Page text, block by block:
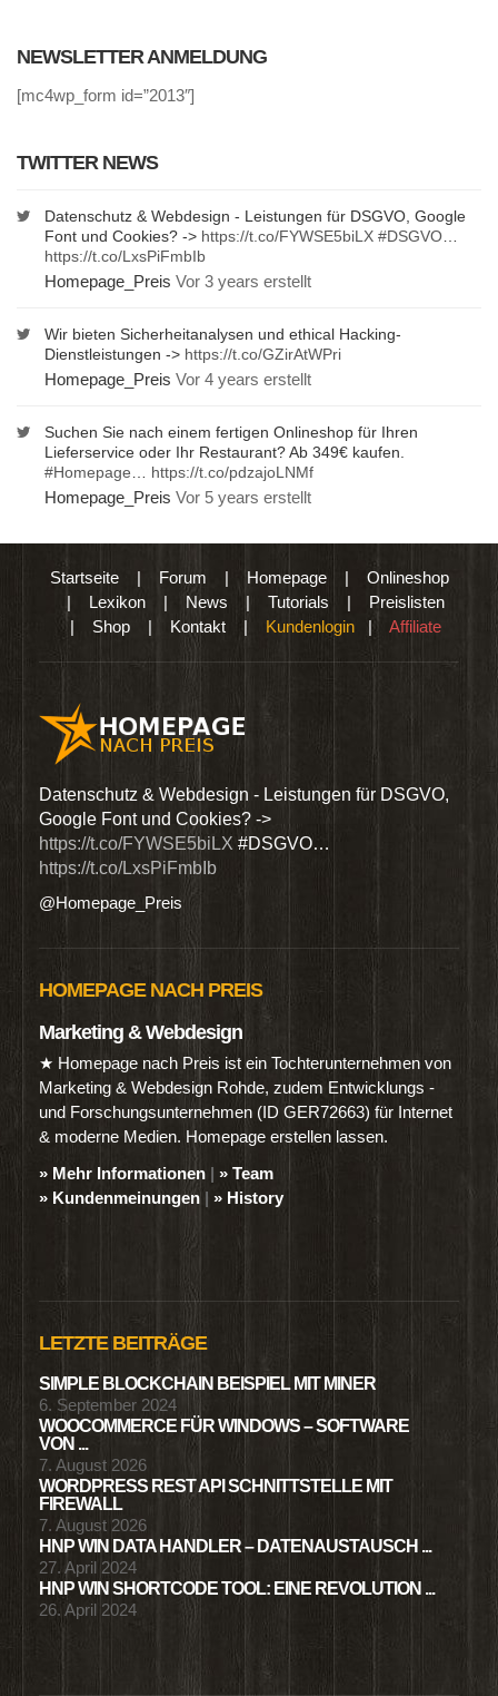
NEWSLETTER ANMELDUNG
[mc4wp_form id=”2013″]
TWITTER NEWS
Datenschutz & Webdesign - Leistungen für DSGVO, Google
Font und Cookies? -> https://t.co/FYWSE5biLX #DSGVO
https://t.co/LxsPiFmbIb
Homepage_Preis Vor 3 years erstellt
Wir bieten Sicherheitanalysen und ethical Hacking-
Dienstleistungen -> https://t.co/GZirAtWPri
Homepage_Preis Vor 4 years erstellt
Suchen Sie nach einem fertigen Onlineshop für Ihren
Lieferservice oder Ihr Restaurant? Ab 349€ kaufen.
#Homepage
https://t.co/pdzajoLNMf
Homepage_Preis Vor 5 years erstellt
Startseite| Forum | Homepage| Onlineshop
| Lexikon | News | Tutorials | Preislisten
| Shop | Kontakt | Kundenlogin | Affiliate
Datenschutz & Webdesign - Leistungen für DSGVO,
Google Font und Cookies? ->
https://t.co/FYWSE5biLX #DSGVO…
https://t.co/LxsPiFmbIb
@Homepage_Preis
HOMEPAGE NACH PREIS
Marketing & Webdesign
★ Homepage nach Preis ist ein Tochterunternehmen von
Marketing & Webdesign Rohde, zudem Entwicklungs -
und Forschungsunternehmen (ID GER72663) für Internet
& moderne Medien. Homepage erstellen lassen.
» Mehr Informationen | » Team
» Kundenmeinungen | » History
LETZTE BEITRÄGE
SIMPLE BLOCKCHAIN BEISPIEL MIT MINER
6. September 2024
WOOCOMMERCE FÜR WINDOWS – SOFTWARE
VON ...
7. August 2026
WORDPRESS REST API SCHNITTSTELLE MIT
FIREWALL
7. August 2026
HNP WIN DATA HANDLER – DATENAUSTAUSCH ...
27. April 2024
HNP WIN SHORTCODE TOOL: EINE REVOLUTION ...
26. April 2024